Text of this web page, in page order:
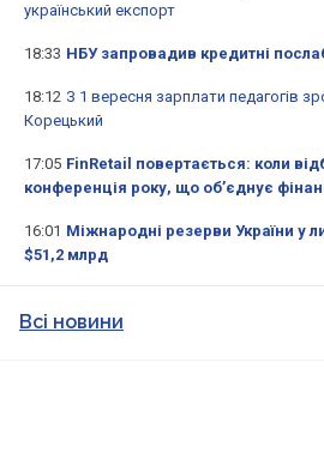
український експорт
18:33 НБУ запровадив кредитні
18:12 З 1 вересня зарплати педагогів
Корецький
17:05 FinRetail повертається: коли
конференція року, що об’єднує
16:01 Міжнародні резерви України у
$51,2 млрд
Всі новини